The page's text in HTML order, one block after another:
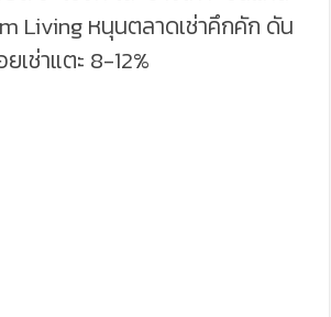
Living หนุนตลาดเช่าคึกคัก ดัน
ช่าแตะ 8-12%